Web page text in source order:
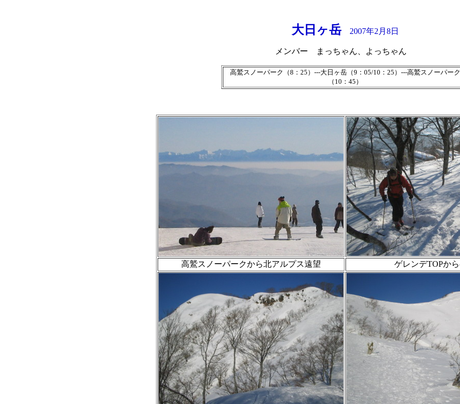
大日ヶ岳2007年2月8日
メンバー まっちゃん、よっちゃん
高鷲スノーパーク（8：25）---大日ヶ岳（9：05/10：25）---高鷲スノーパーク
（10：45）
高鷲スノーパークから北アルプス遠望 ゲレンデTOPか